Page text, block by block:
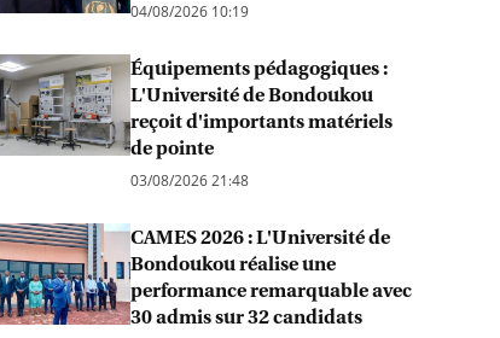
04/08/2026 10:19
Équipements pédagogiques :
L'Université de Bondoukou
reçoit d'importants matériels
de pointe
03/08/2026 21:48
CAMES 2026 : L'Université de
Bondoukou réalise une
performance remarquable avec
30 admis sur 32 candidats